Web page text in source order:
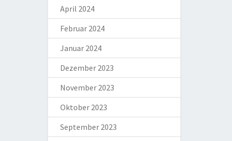
April 2024
Februar 2024
Januar 2024
Dezember 2023
November 2023
Oktober 2023
September 2023